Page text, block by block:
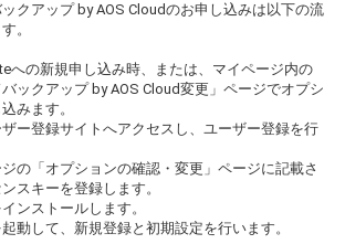
クアップ by AOS Cloudのお申し込みは以下の流
。
への新規申し込み時、または、マイページ内の
バックアップ by AOS Cloud変更」ページでオプシ
みます。
ザー登録サイトへアクセスし、ユーザー登録を行
の「オプションの確認・変更」ページに記載さ
スキーを登録します。
ンストールします。
動して、新規登録と初期設定を行います。